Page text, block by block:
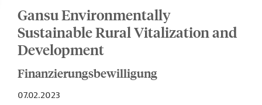
Gansu Environmentally
Sustainable Rural Vitalization and
Development
Finanzierungsbewilligung
07.02.2023